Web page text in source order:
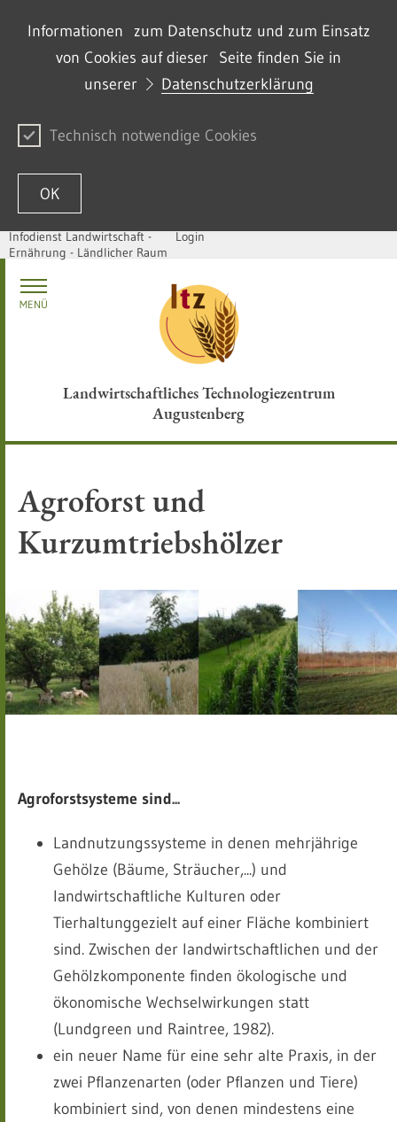
Informationen zum Datenschutz und zum Einsatz
von Cookies auf dieser Seite finden Sie in
unserer
Datenschutzerklärung
Technisch notwendige Cookies
OK
Skip to content
Infodienst Landwirtschaft -
Ernährung - Ländlicher Raum
Login
Landwirtschaftliches Technologiezentrum
Augustenberg
MENÜ
Agroforst und
Kurzumtriebshölzer
Agroforstsysteme sind...
Landnutzungssysteme in denen mehrjährige
Gehölze (Bäume, Sträucher,...) und
landwirtschaftliche Kulturen oder
Tierhaltunggezielt auf einer Fläche kombiniert
sind. Zwischen der landwirtschaftlichen und der
Gehölzkomponente finden ökologische und
ökonomische Wechselwirkungen statt
(Lundgreen und Raintree, 1982).
ein neuer Name für eine sehr alte Praxis, in der
zwei Pflanzenarten (oder Pflanzen und Tiere)
kombiniert sind, von denen mindestens eine